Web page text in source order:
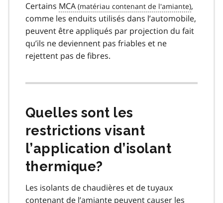
Certains MCA
,
comme les enduits utilisés dans l’automobile,
peuvent être appliqués par projection du fait
qu’ils ne deviennent pas friables et ne
rejettent pas de fibres.
Quelles sont les
restrictions visant
l’application d’isolant
thermique?
Les isolants de chaudières et de tuyaux
contenant de l’amiante peuvent causer les